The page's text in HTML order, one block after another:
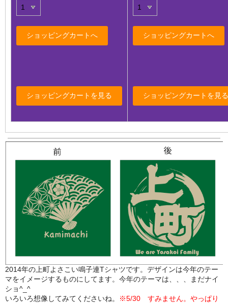
2014年の上町よさこい鳴子連Tシャツです。デザインは今年のテー
マをイメージするものにしてます。今年のテーマは、、、まだナイ
ショ^_^
いろいろ想像してみてくださいね。
※5/30 すみません。やっぱり